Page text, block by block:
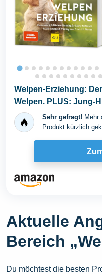
Welpen-Erziehung:
Welpen. PLUS: Jung-
zum...
Sehr gefragt! Mehr
Produkt kürzlich
Aktuelle
Bereich
Du möchtest die besten